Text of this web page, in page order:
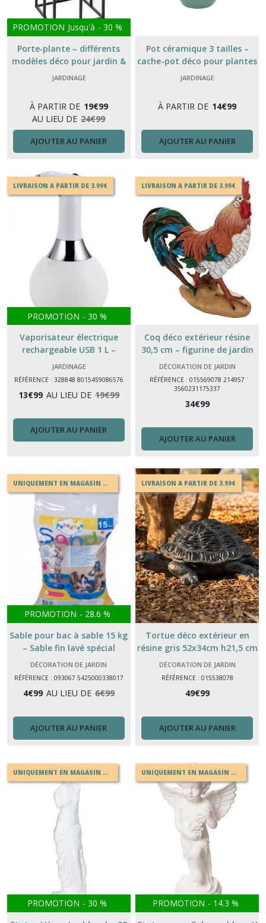
PROMOTION Jusqu'à - 30 %
Porte‑plante – différents
modèles déco pour jardin &
intérieur
JARDINAGE
À PARTIR DE 19€99
AU LIEU DE 24€99
AJOUTER AU PANIER
Pot céramique 3 tailles –
cache-pot déco pour plantes
JARDINAGE
À PARTIR DE 14€99
AJOUTER AU PANIER
LIVRAISON A PARTIR DE 3.99€
PROMOTION - 30 %
Vaporisateur électrique
rechargeable USB 1 L –
pulvérisateur sans fil pour
nettoyage, jardinage et
JARDINAGE
RÉFÉRENCE : 328848 8015459086576
13€99 AU LIEU DE 19€99
AJOUTER AU PANIER
LIVRAISON A PARTIR DE 3.99€
Coq déco extérieur résine
30,5 cm – figurine de jardin
décorative résistante
DÉCORATION DE JARDIN
RÉFÉRENCE : 015569078 214957
3560231175337
34€99
AJOUTER AU PANIER
UNIQUEMENT EN MAGASIN OU EN DRIVE
PROMOTION - 28.6 %
Sable pour bac à sable 15 kg
– Sable fin lavé spécial
enfants
DÉCORATION DE JARDIN
RÉFÉRENCE : 093067 5425000338017
4€99 AU LIEU DE 6€99
AJOUTER AU PANIER
LIVRAISON A PARTIR DE 3.99€
Tortue déco extérieur en
résine gris 52x34cm h21,5 cm
– statue jardin & terrasse
DÉCORATION DE JARDIN
RÉFÉRENCE : 015538078
49€99
AJOUTER AU PANIER
UNIQUEMENT EN MAGASIN OU EN DRIVE
PROMOTION - 30 %
UNIQUEMENT EN MAGASIN OU EN DRIVE
PROMOTION - 14.3 %